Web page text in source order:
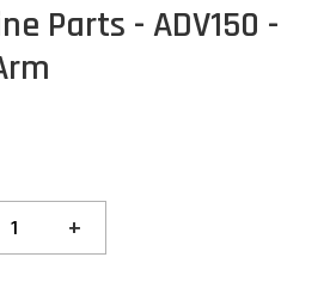
Parts - ADV150 -
+